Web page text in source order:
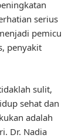
serius
pemicu
penyakit
sulit,
sehat dan
adalah
Dr. Nadia